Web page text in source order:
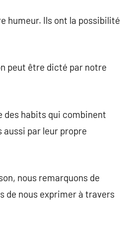
humeur. Ils ont la possibilité
peut être dicté par notre
des habits qui combinent
par leur propre
nous remarquons de
de nous exprimer à travers